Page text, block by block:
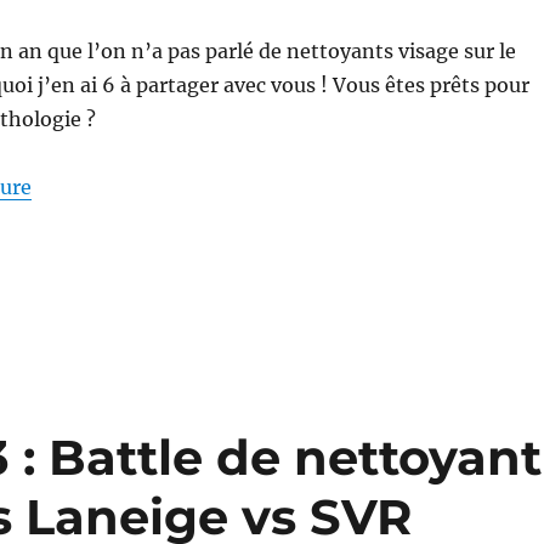
an que l’on n’a pas parlé de nettoyants visage sur le
j’en ai 6 à partager avec vous ! Vous êtes prêts pour
?
de « Nettoyants #84-89 : Battle de nettoyants
: Battle de nettoyant
Laneige vs SVR